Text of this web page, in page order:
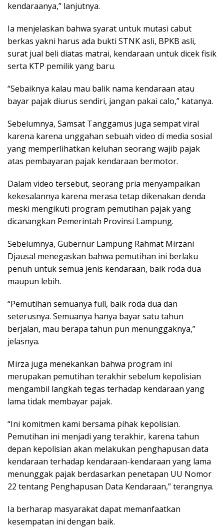
kendaraanya,” lanjutnya.
Ia menjelaskan bahwa syarat untuk mutasi cabut
berkas yakni harus ada bukti STNK asli, BPKB asli,
surat jual beli diatas matrai, kendaraan untuk dicek fisik
serta KTP pemilik yang baru.
“Sebaiknya kalau mau balik nama kendaraan atau
bayar pajak diurus sendiri, jangan pakai calo,” katanya.
Sebelumnya, Samsat Tanggamus juga sempat viral
karena karena unggahan sebuah video di media sosial
yang memperlihatkan keluhan seorang wajib pajak
atas pembayaran pajak kendaraan bermotor.
Dalam video tersebut, seorang pria menyampaikan
kekesalannya karena merasa tetap dikenakan denda
meski mengikuti program pemutihan pajak yang
dicanangkan Pemerintah Provinsi Lampung.
Sebelumnya, Gubernur Lampung Rahmat Mirzani
Djausal menegaskan bahwa pemutihan ini berlaku
penuh untuk semua jenis kendaraan, baik roda dua
maupun lebih.
“Pemutihan semuanya full, baik roda dua dan
seterusnya. Semuanya hanya bayar satu tahun
berjalan, mau berapa tahun pun menunggaknya,”
jelasnya.
Mirza juga menekankan bahwa program ini
merupakan pemutihan terakhir sebelum kepolisian
mengambil langkah tegas terhadap kendaraan yang
lama tidak membayar pajak.
“Ini komitmen kami bersama pihak kepolisian.
Pemutihan ini menjadi yang terakhir, karena tahun
depan kepolisian akan melakukan penghapusan data
kendaraan terhadap kendaraan-kendaraan yang lama
menunggak pajak berdasarkan penetapan UU Nomor
22 tentang Penghapusan Data Kendaraan,” terangnya.
Ia berharap masyarakat dapat memanfaatkan
kesempatan ini dengan baik.